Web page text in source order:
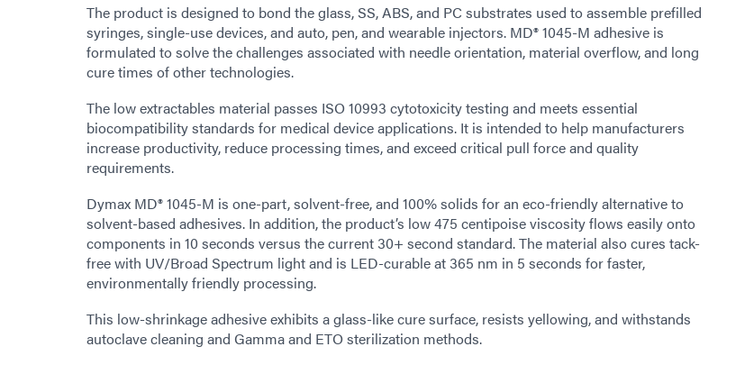
The product is designed to bond the glass, SS, ABS, and PC substrates used to assemble prefilled
syringes, single-use devices, and auto, pen, and wearable injectors. MD® 1045-M adhesive is
formulated to solve the challenges associated with needle orientation, material overflow, and long
cure times of other technologies.
The low extractables material passes ISO 10993 cytotoxicity testing and meets essential
biocompatibility standards for medical device applications. It is intended to help manufacturers
increase productivity, reduce processing times, and exceed critical pull force and quality
requirements.
Dymax MD® 1045-M is one-part, solvent-free, and 100% solids for an eco-friendly alternative to
solvent-based adhesives. In addition, the product’s low 475 centipoise viscosity flows easily onto
components in 10 seconds versus the current 30+ second standard. The material also cures tack-
free with UV/Broad Spectrum light and is LED-curable at 365 nm in 5 seconds for faster,
environmentally friendly processing.
This low-shrinkage adhesive exhibits a glass-like cure surface, resists yellowing, and withstands
autoclave cleaning and Gamma and ETO sterilization methods.